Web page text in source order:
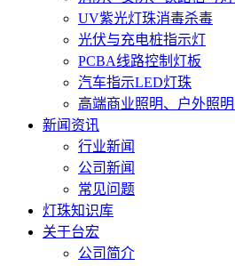
UV紫光灯珠消毒杀毒
光伏与充电桩指示灯
PCBA线路控制灯板
汽车指示LED灯珠
高端商业照明、户外照
新闻资讯
行业新闻
公司新闻
常见问题
灯珠知识库
关于台宏
公司简介